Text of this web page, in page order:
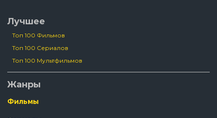
Лучшее
Топ 100 Фильмов
Топ 100 Сериалов
Топ 100 Мультфильмов
Жанры
Фильмы